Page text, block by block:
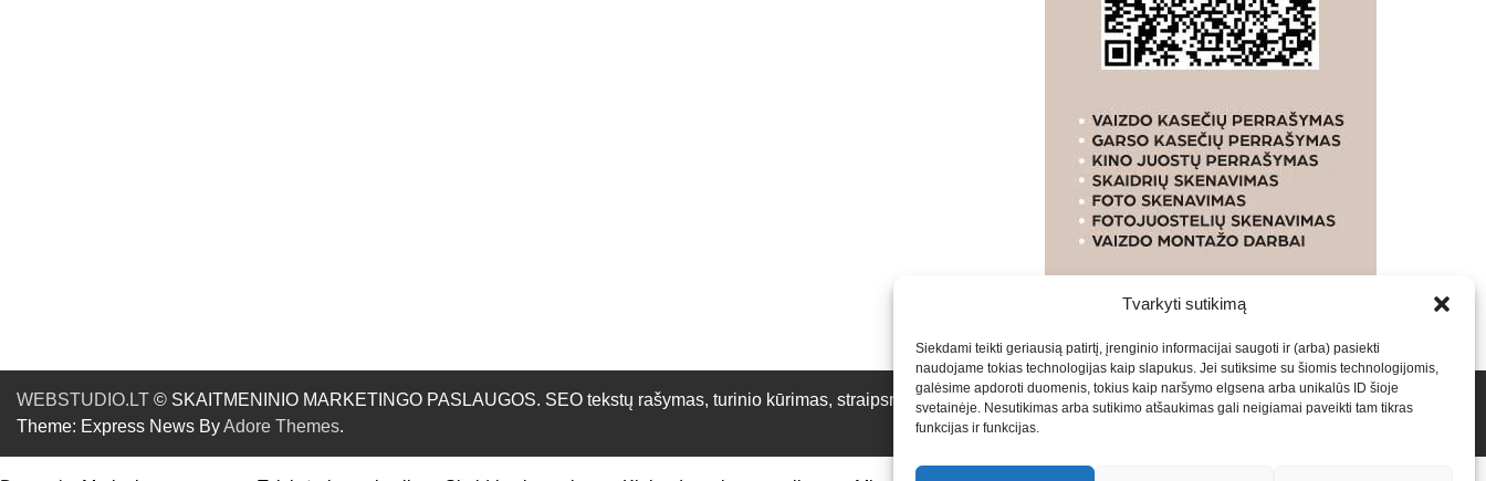
Tvarkyti sutikimą
Siekdami teikti geriausią patirtį, įrenginio informacijai saugoti ir (arba) pasiekti
naudojame tokias technologijas kaip slapukus. Jei sutiksime su šiomis technologijomis,
galėsime apdoroti duomenis, tokius kaip naršymo elgsena arba unikalūs ID šioje
svetainėje. Nesutikimas arba sutikimo atšaukimas gali neigiamai paveikti tam tikras
funkcijas ir funkcijas.
WEBSTUDIO.LT © SKAITMENINIO MARKETINGO PASLAUGOS. SEO tekstų rašymas, turinio kūrimas, straipsnių rašymas ir talpinimas į mūsų valdomas svetaines.2026Armijai.LT
Theme: Express News ByAdore Themes.